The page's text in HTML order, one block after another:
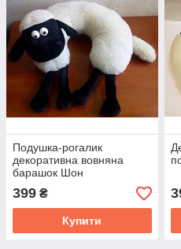
Подушка-рогалик
декоративна вовняна
барашок Шон
399 ₴
Купити